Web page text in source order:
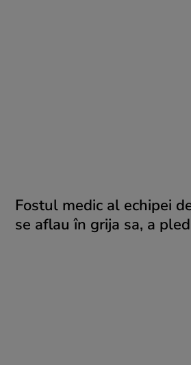
Fostul medic al echipei
se aflau în grija sa, a